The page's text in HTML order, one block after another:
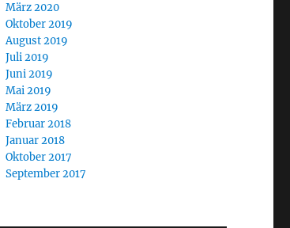
März 2020
Oktober 2019
August 2019
Juli 2019
Juni 2019
Mai 2019
März 2019
Februar 2018
Januar 2018
Oktober 2017
September 2017